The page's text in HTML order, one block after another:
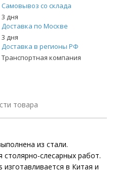
Самовывоз со склада
3 дня
Доставка по Москве
3 дня
Доставка в регионы РФ
Транспортная компания
товара
из стали.
столярно-слесарных работ.
изготавливается в Китая и